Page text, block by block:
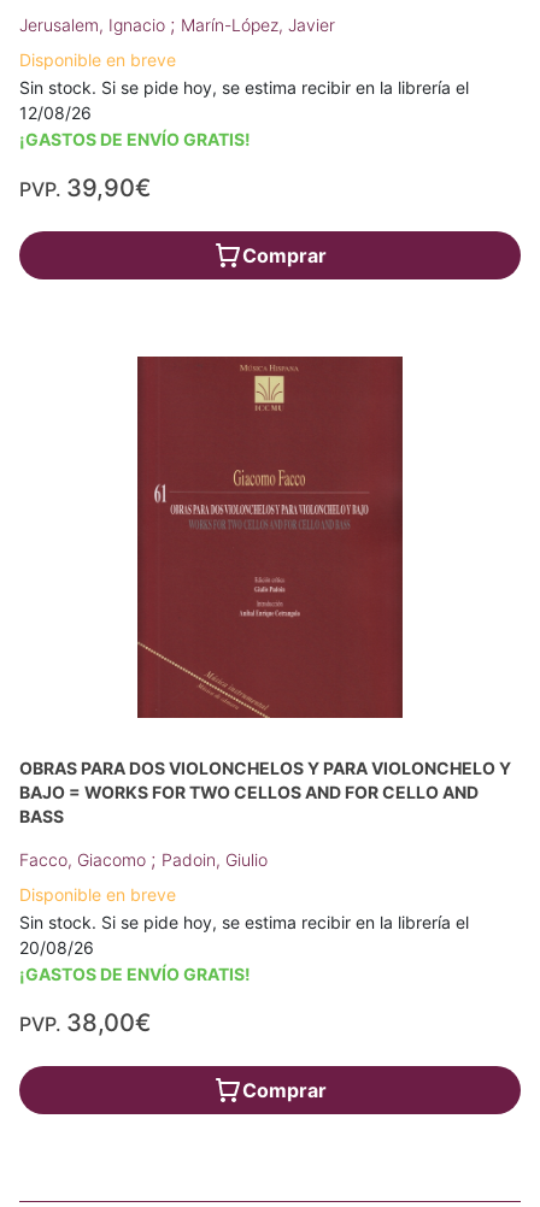
Jerusalem, Ignacio ; Marín-López, Javier
Disponible en breve
Sin stock. Si se pide hoy, se estima recibir en la librería el
12/08/26
¡GASTOS DE ENVÍO GRATIS!
PVP. 39,90€
Comprar
OBRAS PARA DOS VIOLONCHELOS Y PARA VIOLONCHELO Y
BAJO = WORKS FOR TWO CELLOS AND FOR CELLO AND
BASS
Facco, Giacomo ; Padoin, Giulio
Disponible en breve
Sin stock. Si se pide hoy, se estima recibir en la librería el
20/08/26
¡GASTOS DE ENVÍO GRATIS!
PVP. 38,00€
Comprar